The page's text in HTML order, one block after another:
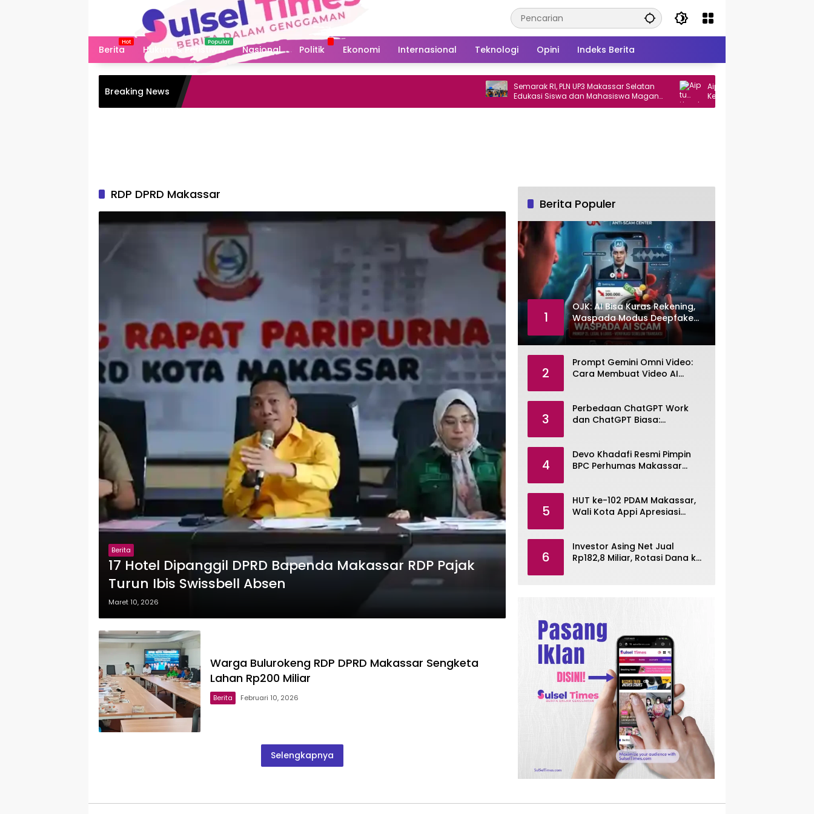
Berita
Hukum & Peristiwa Nasional Politik Ekonomi Internasional Teknologi Opini Indeks Berita
Breaking News
Semarak RI, PLN UP3 Makassar Selatan
Edukasi Siswa dan Mahasiswa Magang
soal K3
Aiptu Hamka Tawang Meninggal
Kecelakaan di Takalar
RDP DPRD Makassar
Berita
17 Hotel Dipanggil DPRD Bapenda Makassar RDP Pajak
Turun Ibis Swissbell Absen
Maret 10, 2026
Warga Bulurokeng RDP DPRD Makassar Sengketa
Lahan Rp200 Miliar
Berita Februari 10, 2026
Selengkapnya
Berita Populer
1
OJK: AI Bisa Kuras Rekening,
Waspada Modus Deepfake
dan Voice Cloning
2
Prompt Gemini Omni Video:
Cara Membuat Video AI
3
Perbedaan ChatGPT Work
dan ChatGPT Biasa:
4
Devo Khadafi Resmi Pimpin
BPC Perhumas Makassar
5
HUT ke-102 PDAM Makassar,
Wali Kota Appi Apresiasi
6
Investor Asing Net Jual
Rp182,8 Miliar, Rotasi Dana ke